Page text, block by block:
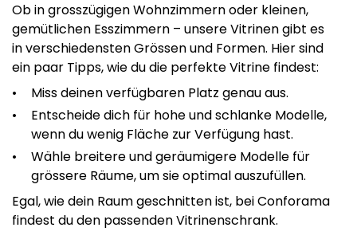
Ob in grosszügigen Wohnzimmern oder kleinen,
gemütlichen Esszimmern – unsere Vitrinen gibt es
in verschiedensten Grössen und Formen. Hier sind
ein paar Tipps, wie du die perfekte Vitrine findest:
Miss deinen verfügbaren Platz genau aus.
Entscheide dich für hohe und schlanke Modelle,
wenn du wenig Fläche zur Verfügung hast.
Wähle breitere und geräumigere Modelle für
grössere Räume, um sie optimal auszufüllen.
Egal, wie dein Raum geschnitten ist, bei Conforama
findest du den passenden Vitrinenschrank.